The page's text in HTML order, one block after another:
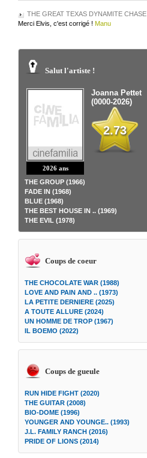
THE GREAT TEXAS DYNAMITE CHASE
Merci Elvis, c'est corrigé ! Manu
Salut l'artiste !
2026 ans
Joanna Pettet
(0000-2026)
2.73
THE GROUP (1966)
FADE IN (1968)
BLUE (1968)
THE BEST HOUSE IN .. (1969)
THE EVIL (1978)
Coups de coeur
THE CHOCOLATE WAR (1988)
LOVE AND PAIN AND .. (1973)
LA PETITE DERNIERE (2025)
A TOUTE ALLURE (2024)
UN HOMME DE TROP (1967)
IL BOEMO (2022)
Coups de gueule
RUN HIDE FIGHT (2020)
THE GUITAR (2008)
BIO-DOME (1996)
YOUNGER AND YOUNGE.. (1993)
J.L. FAMILY RANCH (2016)
PRIDE OF LIONS (2014)